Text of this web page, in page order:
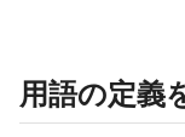
用語の定義